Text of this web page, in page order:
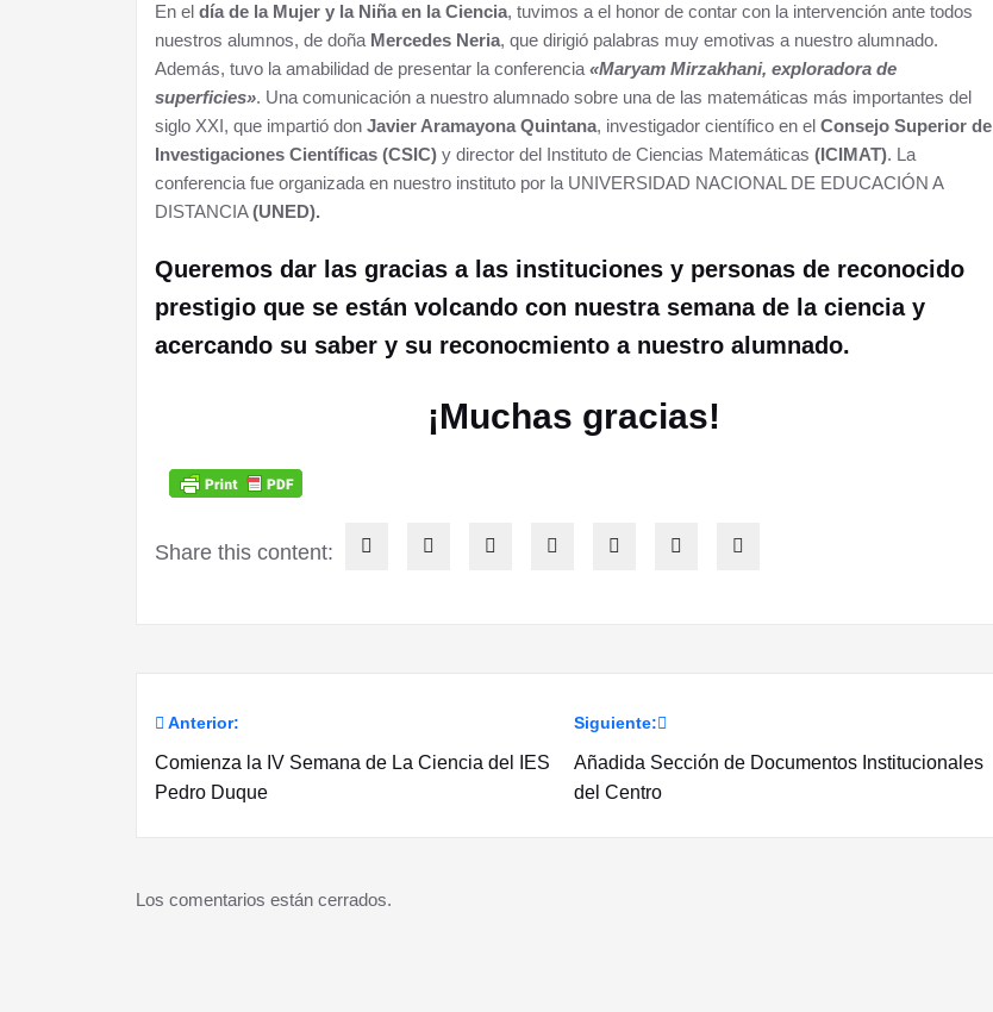
En el día de la Mujer y la Niña en la Ciencia, tuvimos a el honor de contar con la intervención ante todos
nuestros alumnos, de doña Mercedes Neria, que dirigió palabras muy emotivas a nuestro alumnado.
Además, tuvo la amabilidad de presentar la conferencia «Maryam Mirzakhani, exploradora de
superficies». Una comunicación a nuestro alumnado sobre una de las matemáticas más importantes del
siglo XXI, que impartió don Javier Aramayona Quintana, investigador científico en el Consejo Superior de
Investigaciones Científicas (CSIC) y director del Instituto de Ciencias Matemáticas (ICIMAT). La
conferencia fue organizada en nuestro instituto por la UNIVERSIDAD NACIONAL DE EDUCACIÓN A
DISTANCIA(UNED).
Queremos dar las gracias a las instituciones y personas de reconocido
prestigio que se están volcando con nuestra semana de la ciencia y
acercando su saber y su reconocmiento a nuestro alumnado.
¡Muchas gracias!
Share this content:
Navegación
de
Anterior:
Comienza la IV Semana de La Ciencia del IES
Pedro Duque
Siguiente:
Añadida Sección de Documentos Institucionales
del Centro
Los comentarios están cerrados.